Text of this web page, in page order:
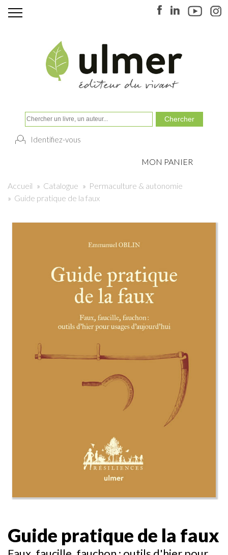
Identifiez-vous
MON PANIER
Accueil » Catalogue » Permaculture & autonomie
» Guide pratique de la faux
Guide pratique de la faux